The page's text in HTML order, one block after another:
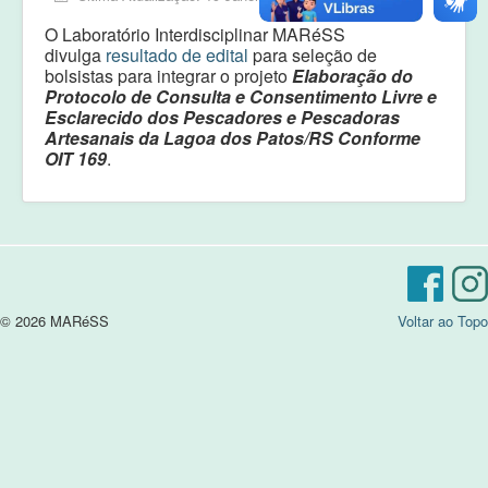
Laudos e pareceres
O Laboratório Interdisciplinar MARéSS
divulga resultado de edital para seleção de
bolsistas para integrar o projetoElaboração do
Protocolo de Consulta e Consentimento Livre e
Esclarecido dos Pescadores e Pescadoras
Artesanais da Lagoa dos Patos/RS Conforme
OIT 169.
Voltar ao Topo
© 2026 MARéSS